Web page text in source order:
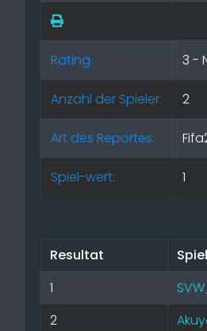
Rating 3 -
Anzahl der Spieler: 2
Art des Reportes:
Spiel-wert: 1
Resultat
1
2